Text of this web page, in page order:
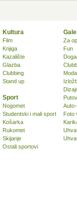
Kultura
Film
Knjiga
Kazalište
Glazba
Clubbing
Stand up
Sport
Nogomet
Studentski i mali sport
Košarka
Rukomet
Skijanje
Ostali sportovi
Za
Fun
Moda
Foto